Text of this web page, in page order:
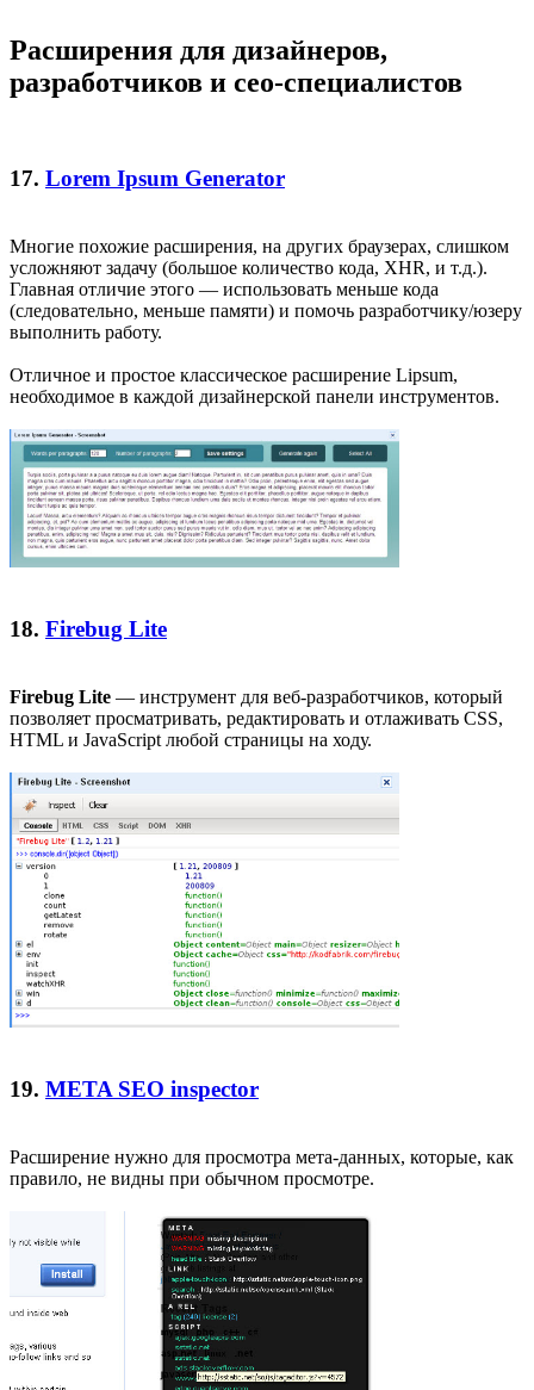
Расширения для дизайнеров,
разработчиков и сео-специалистов
17. Lorem Ipsum Generator
Многие похожие расширения, на других браузерах, слишком
усложняют задачу (большое количество кода, XHR, и т.д.).
Главная отличие этого — использовать меньше кода
(следовательно, меньше памяти) и помочь разработчику/юзеру
выполнить работу.
Отличное и простое классическое расширение Lipsum,
необходимое в каждой дизайнерской панели инструментов.
18. Firebug Lite
Firebug Lite — инструмент для веб-разработчиков, который
позволяет просматривать, редактировать и отлаживать CSS,
HTML и JavaScript любой страницы на ходу.
19. META SEO inspector
Расширение нужно для просмотра мета-данных, которые, как
правило, не видны при обычном просмотре.